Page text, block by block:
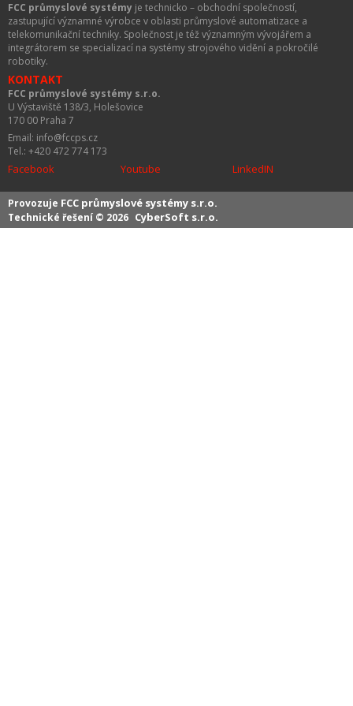
FCC průmyslové systémy je technicko – obchodní společností,
zastupující významné výrobce v oblasti průmyslové automatizace a
telekomunikační techniky. Společnost je též významným vývojářem a
integrátorem se specializací na systémy strojového vidění a pokročilé
robotiky.
KONTAKT
FCC průmyslové systémy s.r.o.
U Výstaviště 138/3, Holešovice
170 00 Praha 7
Email: info@fccps.cz
Tel.: +420 472 774 173
Facebook Youtube LinkedIN
Provozuje FCC průmyslové systémy s.r.o.
Technické řešení © 2026 CyberSoft s.r.o.